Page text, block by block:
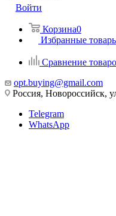
Войти
Корзина0
Избранные
Сравнение
opt.buying@gmail.com
Россия, Новороссийск,
Telegram
WhatsApp